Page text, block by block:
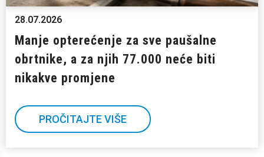
28.07.2026
Manje opterećenje za sve paušalne
obrtnike, a za njih 77.000 neće biti
nikakve promjene
PROČITAJTE VIŠE